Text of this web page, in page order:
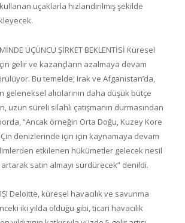
uçaklarla hızlandırılmış şekilde
ÜÇÜNCÜ ŞİRKET BEKLENTİSİ Küresel
gelir ve kazançların azalmaya devam
Bu temelde; Irak ve Afganistan’da,
geleneksel alıcılarının daha düşük bütçe
uzun süreli silahlı çatışmanın durmasından
“Ancak örneğin Orta Doğu, Kuzey Kore
denizlerinde için için kaynamaya devam
etkilenen hükümetler gelecek nesil
satın almayı sürdürecek” denildi.
Deloitte, küresel havacılık ve savunma
iki yılda olduğu gibi, ticari havacılık